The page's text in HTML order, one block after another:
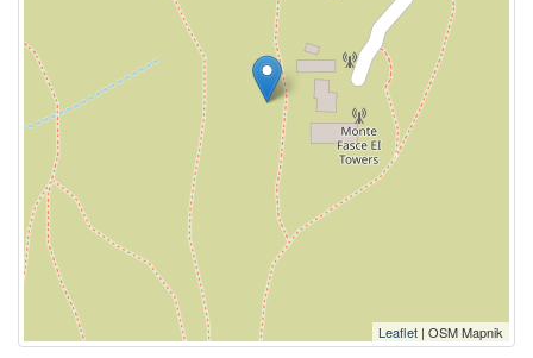
Leaflet | OSM Mapnik